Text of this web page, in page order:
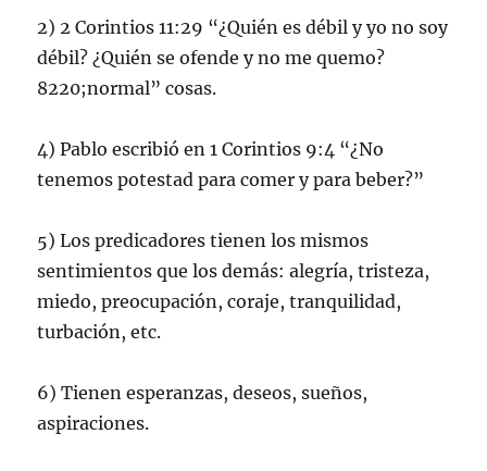
2) 2 Corintios 11:29 “¿Quién es débil y yo no soy
débil? ¿Quién se ofende y no me quemo?
8220;normal” cosas.
4) Pablo escribió en 1 Corintios 9:4 “¿No
tenemos potestad para comer y para beber?”
5) Los predicadores tienen los mismos
sentimientos que los demás: alegría, tristeza,
miedo, preocupación, coraje, tranquilidad,
turbación, etc.
6) Tienen esperanzas, deseos, sueños,
aspiraciones.